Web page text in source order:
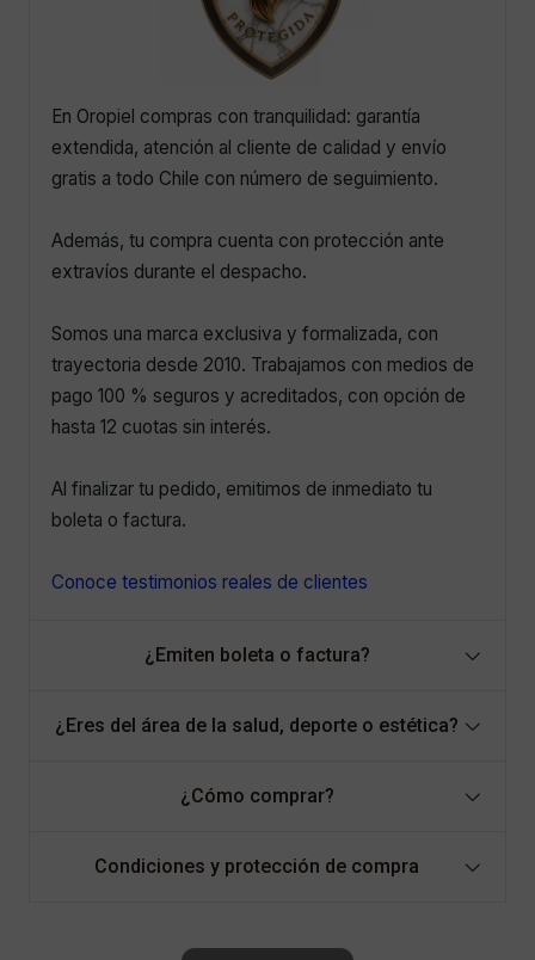
En Oropiel compras con tranquilidad: garantía
extendida, atención al cliente de calidad y envío
gratis a todo Chile con número de seguimiento.
Además, tu compra cuenta con protección ante
extravíos durante el despacho.
Somos una marca exclusiva y formalizada, con
trayectoria desde 2010. Trabajamos con medios de
pago 100 % seguros y acreditados, con opción de
hasta 12 cuotas sin interés.
Al finalizar tu pedido, emitimos de inmediato tu
boleta o factura.
Conoce testimonios reales de clientes
¿Emiten boleta o factura?
¿Eres del área de la salud, deporte o estética?
¿Cómo comprar?
Condiciones y protección de compra